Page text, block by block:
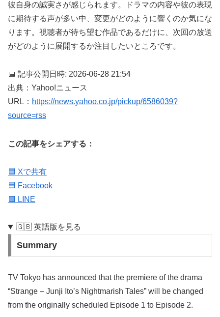
彼自身の誠実さが感じられます。ドラマの内容や彼の表現
に期待する声が多い中、変更がどのように響くのか気にな
ります。視聴者が待ち望む作品であるだけに、次回の放送
がどのように展開するか注目したいところです。
📅 記事公開日時: 2026-06-28 21:54
出典：Yahoo!ニュース
URL： https://news.yahoo.co.jp/pickup/6586039?
source=rss
この記事をシェアする：
🟦 Xで共有
🟦 Facebook
🟩 LINE
🇬🇧 英語版を見る
Summary
TV Tokyo has announced that the premiere of the drama
“Strange – Junji Ito’s Nightmarish Tales” will be changed
from the originally scheduled Episode 1 to Episode 2.